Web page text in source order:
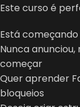
Este curso é
Está
Nunca
começar
Quer aprender
bloqueios